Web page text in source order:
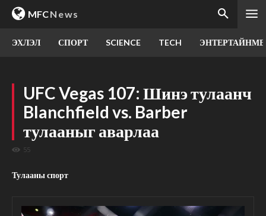
MFCNews
ЭХЛЭЛ СПОРТ SCIENCE TECH
UFC Vegas 107: Шинэ тулаанч
Blanchfield vs. Barber
тулааныг аварлаа
55
Тулааны спорт